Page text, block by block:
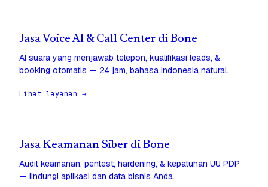
Jasa Voice AI & Call Center di Bone
AI suara yang menjawab telepon, kualifikasi leads, &
booking otomatis — 24 jam, bahasa Indonesia natural.
Lihat layanan →
Jasa Keamanan Siber di Bone
Audit keamanan, pentest, hardening, & kepatuhan UU PDP
— lindungi aplikasi dan data bisnis Anda.